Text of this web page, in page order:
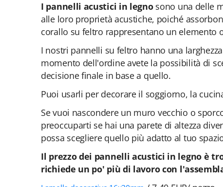
I pannelli acustici in legnosono una delle
alle loro proprietà acustiche, poiché
corallo su feltro rappresentano un elemento
I nostri pannelli su feltro hanno una
momento dell'ordine avete la possibilità di
decisione finale in base a quello.
Puoi usarli per decorare il soggiorno, la
Se vuoi nascondere un muro vecchio o
preoccuparti se hai una parete di altezza
possa scegliere quello più adatto al tuo
Il prezzo dei pannelli acustici in legno è
richiede un po' più di lavoro con